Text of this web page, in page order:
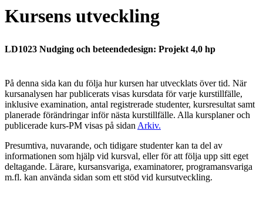
Kursens utveckling
LD1023 Nudging och beteendedesign: Projekt 4,0 hp
På denna sida kan du följa hur kursen har utvecklats över tid. När
kursanalysen har publicerats visas kursdata för varje kurstillfälle,
inklusive examination, antal registrerade studenter, kursresultat samt
planerade förändringar inför nästa kurstillfälle. Alla kursplaner och
publicerade kurs-PM visas på sidan Arkiv.
Presumtiva, nuvarande, och tidigare studenter kan ta del av
informationen som hjälp vid kursval, eller för att följa upp sitt eget
deltagande. Lärare, kursansvariga, examinatorer, programansvariga
m.fl. kan använda sidan som ett stöd vid kursutveckling.